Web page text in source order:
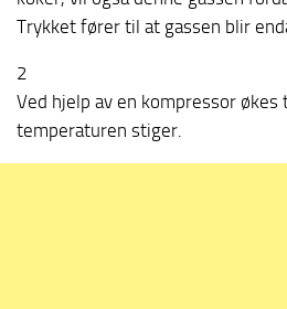
Trykket fører til at gassen blir
2
Ved hjelp av en kompressor
temperaturen stiger.